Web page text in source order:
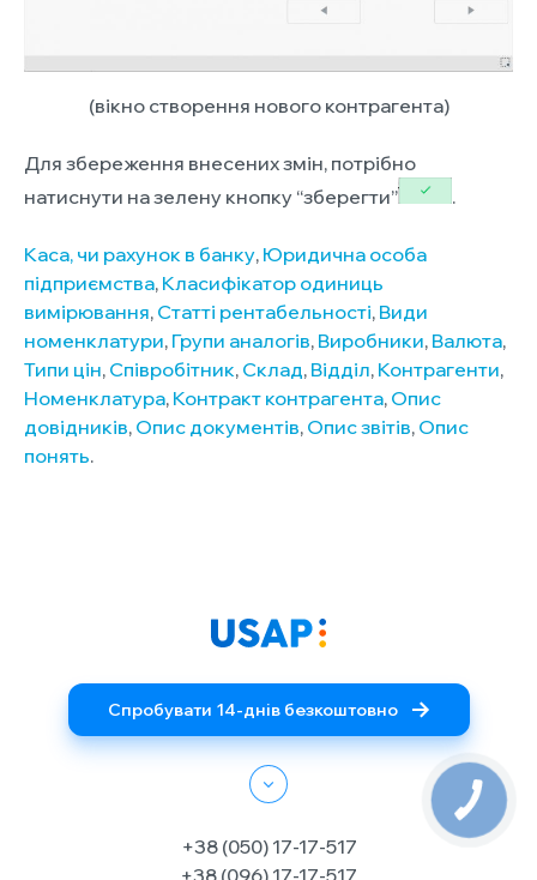
(вікно створення нового контрагента)
Для збереження внесених змін, потрібно
натиснути на зелену кнопку “зберегти”
.
Каса, чи рахунок в банку, Юридична особа
підприємства, Класифікатор одиниць
вимірювання, Статті рентабельності, Види
номенклатури, Групи аналогів, Виробники, Валюта,
Типи цін, Співробітник, Склад, Відділ, Контрагенти,
Номенклатура, Контракт контрагента, Опис
довідників, Опис документів, Опис звітів, Опис
понять.
Спробувати 14-днів безкоштовно
+38 (050) 17-17-517
+38 (096) 17-17-517